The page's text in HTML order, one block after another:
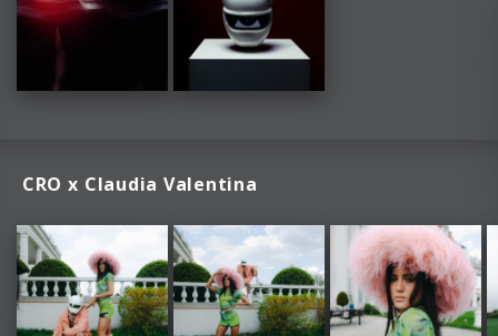
CRO x Claudia Valentina